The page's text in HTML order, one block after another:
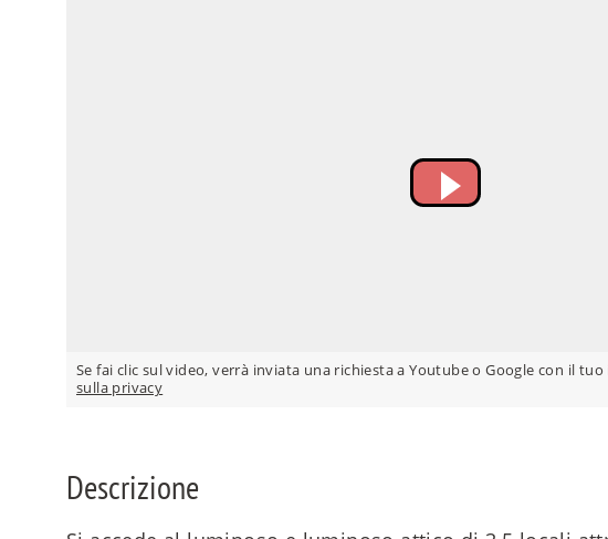
Se fai clic sul video, verrà inviata una richiesta a Youtube o Google con il tuo
sulla privacy
Descrizione